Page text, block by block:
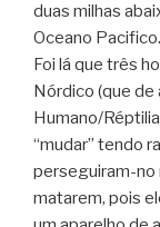
duas milhas
Oceano Pacifico.
Foi lá que três
Nórdico (que de
Humano/
“mudar” tendo
perseguiram-no
matarem, pois